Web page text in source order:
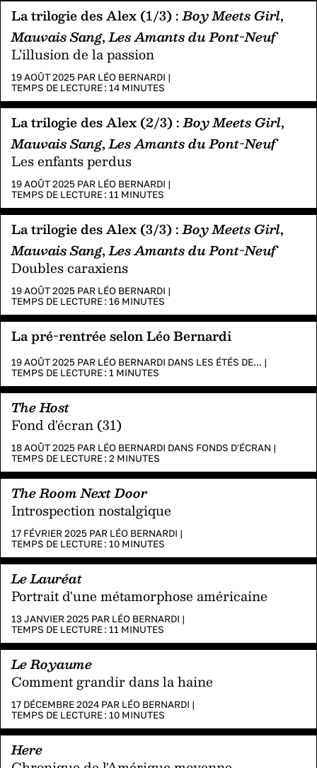
La trilogie des Alex (1/3) :Boy Meets Girl,
Mauvais Sang,Les Amants du Pont-Neuf
L’illusion de la passion
19 AOÛT 2025 PAR LÉO BERNARDI |
TEMPS DE LECTURE : 14 MINUTES
La trilogie des Alex (2/3) :Boy Meets Girl,
Mauvais Sang,Les Amants du Pont-Neuf
Les enfants perdus
19 AOÛT 2025 PAR LÉO BERNARDI |
TEMPS DE LECTURE : 11 MINUTES
La trilogie des Alex (3/3) :Boy Meets Girl,
Mauvais Sang,Les Amants du Pont-Neuf
Doubles caraxiens
19 AOÛT 2025 PAR LÉO BERNARDI |
TEMPS DE LECTURE : 16 MINUTES
La pré-rentrée selon Léo Bernardi
19 AOÛT 2025 PAR LÉO BERNARDI DANS LES ÉTÉS DE... |
TEMPS DE LECTURE : 1 MINUTES
The Host
Fond d'écran (31)
18 AOÛT 2025 PAR LÉO BERNARDI DANS FONDS D'ÉCRAN |
TEMPS DE LECTURE : 2 MINUTES
The Room Next Door
Introspection nostalgique
17 FÉVRIER 2025 PAR LÉO BERNARDI |
TEMPS DE LECTURE : 10 MINUTES
Le Lauréat
Portrait d'une métamorphose américaine
13 JANVIER 2025 PAR LÉO BERNARDI |
TEMPS DE LECTURE : 11 MINUTES
Le Royaume
Comment grandir dans la haine
17 DÉCEMBRE 2024 PAR LÉO BERNARDI |
TEMPS DE LECTURE : 10 MINUTES
Here